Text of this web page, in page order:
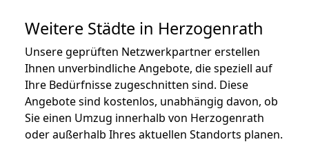
Weitere Städte in Herzogenrath
Unsere geprüften Netzwerkpartner erstellen
Ihnen unverbindliche Angebote, die speziell auf
Ihre Bedürfnisse zugeschnitten sind. Diese
Angebote sind kostenlos, unabhängig davon, ob
Sie einen Umzug innerhalb von Herzogenrath
oder außerhalb Ihres aktuellen Standorts planen.